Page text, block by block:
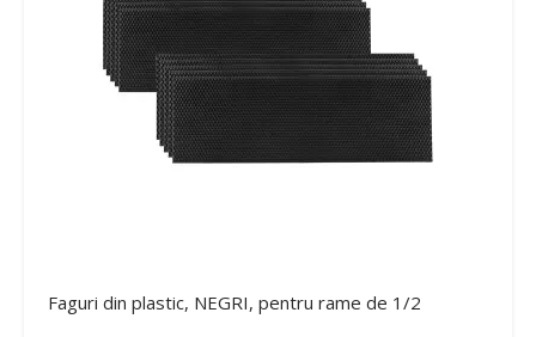
Faguri din plastic, NEGRI, pentru rame de 1/2